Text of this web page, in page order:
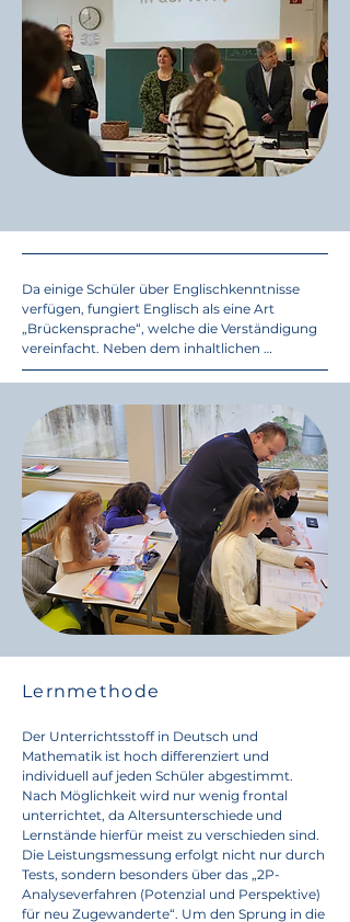
Jahren bereits in der IVK.
Einige Schüler kamen schon zu Beginn des
Schuljahres in die Klasse, andere kommen erst
im Laufe des Jahres neu dazu. Der Lernstand
der Schüler variiert dabei sehr stark. Während
manche schon einige Worte Deutsch
beherrschen, fangen andere von Grund auf an,
die deutsche Sprache zu erlernen.
Die Lehrwerke sind hierzu in unterschiedliche
(Alphabetisierung mit Grundschulbüchern)
Da einige Schüler über Englischkenntnisse
verfügen, fungiert Englisch als eine Art
„Brückensprache“, welche die Verständigung
vereinfacht. Neben dem inhaltlichen
Schwerpunkt Deutsch mit 12 Stunden pro
Woche werden auch Politische Grundbildung
(Demokratiebildung) und die Zusatzbereiche
Englisch und Mathematik unterrichtet.
Je nach Unterrichtssituation hospitieren die
Schüler stundenweise auch in Regelklassen
der Werkrealschule und Realschule.
Unser Schulverbund verfügt über eine sehr
ausgearbeitete und umfangreiche Moodle-
Plattform. Auch die IVK trainiert den Umgang
mit Moodle, es gibt für die Fächer Deutsch,
Mathematik und Englisch digitale
Klassenräume mit entsprechenden Aufgaben,
die von zuhause aus im Homeoffice bearbeitet
online bereitgestellte Lern- und
Lernmethode
Der Unterrichtsstoff in Deutsch und
Mathematik ist hoch differenziert und
individuell auf jeden Schüler abgestimmt.
Nach Möglichkeit wird nur wenig frontal
unterrichtet, da Altersunterschiede und
Lernstände hierfür meist zu verschieden sind.
Die Leistungsmessung erfolgt nicht nur durch
Tests, sondern besonders über das „2P-
Analyseverfahren (Potenzial und Perspektive)
für neu Zugewanderte“. Um den Sprung in die